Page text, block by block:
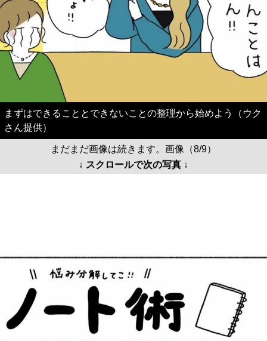
まずはできることとできないことの整理から始めよう（ウク
さん提供）
まだまだ画像は続きます。画像（8/9）
↓ スクロールで次の写真 ↓